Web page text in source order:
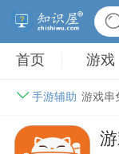
首页 游戏
手游辅助 游戏串